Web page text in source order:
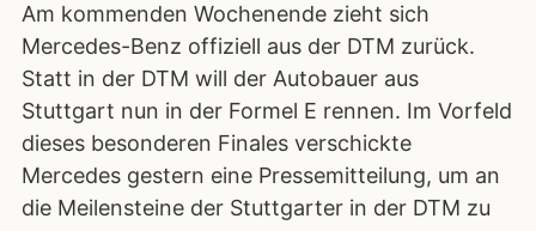
Am kommenden Wochenende zieht sich
Mercedes-Benz offiziell aus der DTM zurück.
Statt in der DTM will der Autobauer aus
Stuttgart nun in der Formel E rennen. Im Vorfeld
dieses besonderen Finales verschickte
Mercedes gestern eine Pressemitteilung, um an
die Meilensteine der Stuttgarter in der DTM zu